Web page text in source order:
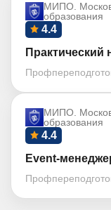
МИПО.
образования
4.4
Практический
МИПО.
образования
4.4
Event-